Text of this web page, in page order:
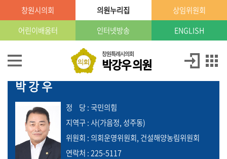
본문으로 바로가기
GNB메뉴 바로가기
창
원
특
례
강
우
의
원
의
원
소
개
창원특례시의회
박강우 의원
창원시의회 의원누리집
상임위원회
어린이배움터
인터넷방송 ENGLISH
의원
박강우
정 당: 국민의힘
지역구 : 사(가음정, 성주동)
위원회 : 의회운영위원회, 건설해양농림위원회
연락처 : 225-5117